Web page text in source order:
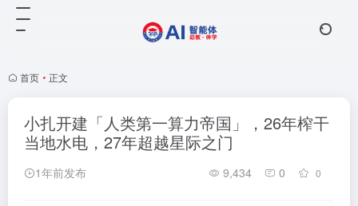
首页 • 正文
小扎开建「人类第一算力帝国」，26年榨干
当地水电，27年超越星际之门
1年前发布 9,434 0 0